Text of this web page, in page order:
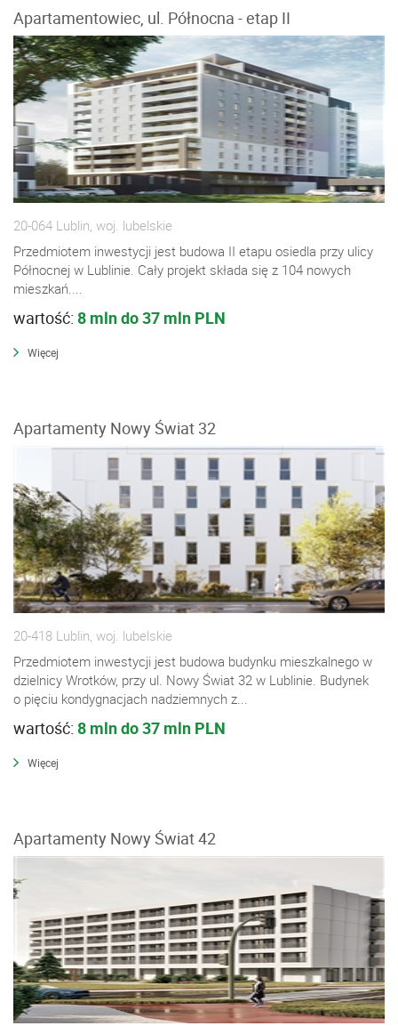
Apartamentowiec, ul. Północna - etap II
20-064 Lublin, woj. lubelskie
Przedmiotem inwestycji jest budowa II etapu osiedla przy ulicy
Północnej w Lublinie. Cały projekt składa się z 104 nowych
mieszkań....
wartość: 8 mln do 37 mln PLN
Więcej
Apartamenty Nowy Świat 32
20-418 Lublin, woj. lubelskie
Przedmiotem inwestycji jest budowa budynku mieszkalnego w
dzielnicy Wrotków, przy ul. Nowy Świat 32 w Lublinie. Budynek
o pięciu kondygnacjach nadziemnych z...
wartość: 8 mln do 37 mln PLN
Więcej
Apartamenty Nowy Świat 42